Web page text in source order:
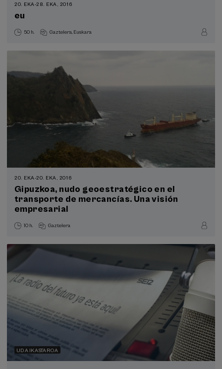
20. EKA-28. EKA, 2016
eu
50 h. Gaztelera Euskara
20. EKA-20. EKA, 2016
Gipuzkoa, nudo geoestratégico en el
transporte de mercancías. Una visión
empresarial
10 h. Gaztelera
UDA IKASTAROA